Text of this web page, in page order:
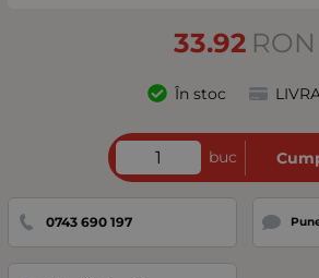
33.92 RON
În stoc
buc
0743 690 197